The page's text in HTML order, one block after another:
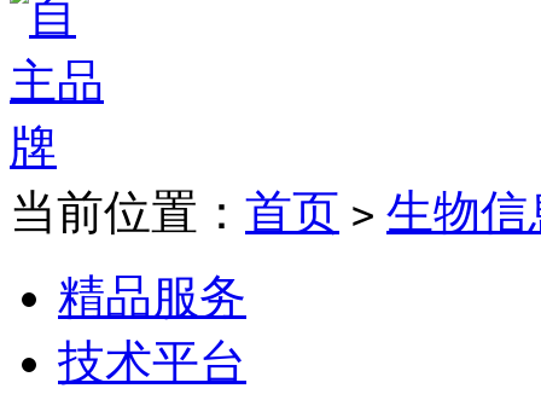
当前位置： 首页 > 生物信
精品服务
技术平台